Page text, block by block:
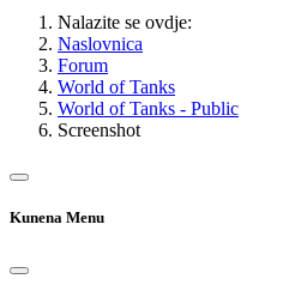
Nalazite se ovdje:
Naslovnica
Forum
World of Tanks
World of Tanks - Public
Screenshot
Kunena Menu